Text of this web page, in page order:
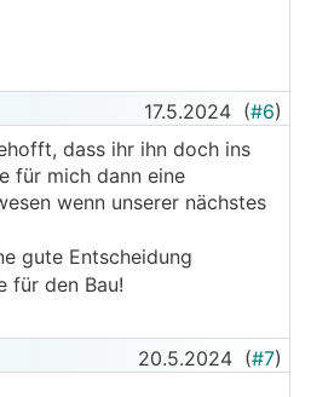
17.5.2024 (#6)
dass ihr ihn doch ins
für mich dann eine
wenn unserer nächstes
gute Entscheidung
für den Bau!
20.5.2024 (#7)